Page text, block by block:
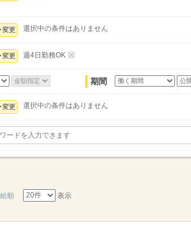
変更 選択中の条件はありません
変更 週4日勤務OK
期間
変更 選択中の条件はありません
順 表示